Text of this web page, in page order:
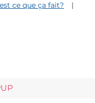
ce que ça fait?